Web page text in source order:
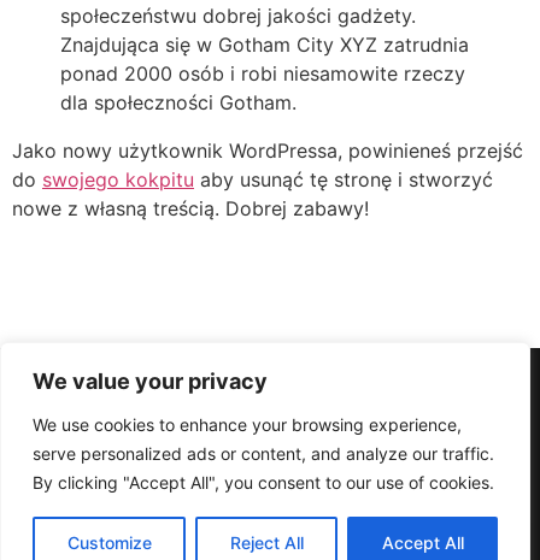
We value your privacy
We use cookies to enhance your browsing experience,
serve personalized ads or content, and analyze our traffic.
By clicking "Accept All", you consent to our use of cookies.
Customize Reject All Accept All
społeczeństwu dobrej jakości gadżety.
Znajdująca się w Gotham City XYZ zatrudnia
ponad 2000 osób i robi niesamowite rzeczy
dla społeczności Gotham.
Jako nowy użytkownik WordPressa, powinieneś przejść
do swojego kokpitu aby usunąć tę stronę i stworzyć
nowe z własną treścią. Dobrej zabawy!
© MP BUS 2026
Realizacja Młyn Graficzny
Polityka prywatności PL